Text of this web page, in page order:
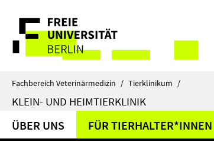
direkt
Inhalt
Service-
Navigation
Fachbereich Veterinärmedizin / Tierklinikum /
KLEIN- UND HEIMTIERKLINIK
ÜBER UNS FÜR TIERHALTER*INNEN